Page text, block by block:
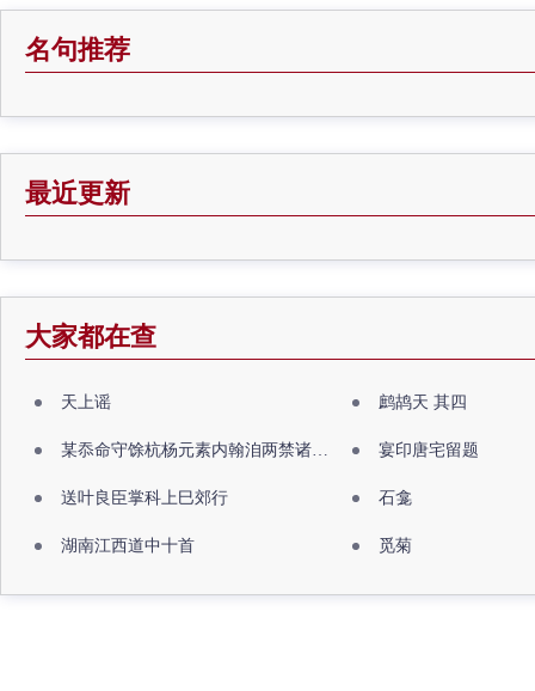
名句推荐
最近更新
大家都在查
天上谣 鹧鸪天 其四
某忝命守馀杭杨元素内翰洎两禁诸公出祖佛寺 宴印唐宅留题
送叶良臣掌科上巳郊行 石龛
湖南江西道中十首 觅菊